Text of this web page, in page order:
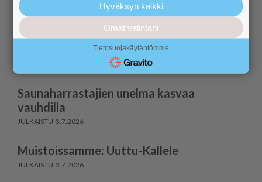
Artikkeleita ajanvietteeksi
Saunaharrastajien unelma kasvaa
vauhdilla
3.7.2026
Muistoissamme: Uuttu-Kallele
3.7.2026
Hyväksyn kaikki
Omat valintani
Tietosuojakäytäntömme